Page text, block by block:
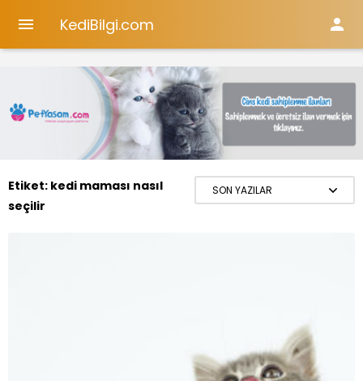
 KediBilgi.com 
Etiket: kedi maması nasıl
seçilir